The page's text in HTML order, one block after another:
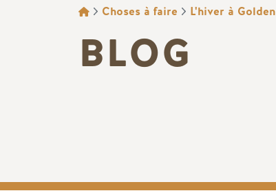
FIL D'ARIANE
Choses à faire L'hiver à Golden
BLOG